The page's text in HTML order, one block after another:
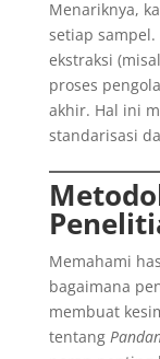
Menariknya,
setiap
ekstraksi
proses
akhir. Hal ini
standarisasi
Memahami
bagaimana
membuat
tentang